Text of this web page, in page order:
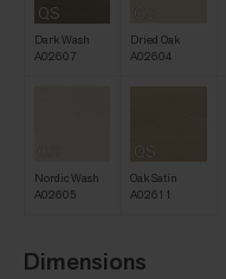
QS
Dark Wash
A02607
Dried Oak
A02604
Nordic Wash
A02605
QS
Oak Satin
A02611
Dimensions